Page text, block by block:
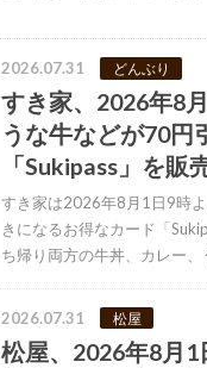
2026.07.31 どんぶり
すき家、2026年8
うな牛などが70円
「Sukipass」を販
すき家は2026年8月1日9時
きになるお得なカード「
ち帰り両方の牛丼、カレー
2026.07.31 松屋
松屋、2026年8月